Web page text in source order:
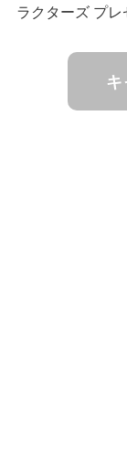
ラクターズ プレ